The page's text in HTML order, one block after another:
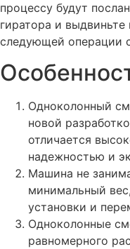
процессу будут
гиратора и
следующей операции
Одноколонный
новой
отличается
надежностью и
Машина не
минимальный
установки и
Одноколонные
равномерного